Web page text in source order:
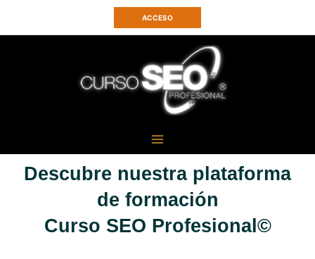
contenido
ACCESO
Descubre nuestra plataforma
de formación
Curso SEO Profesional©